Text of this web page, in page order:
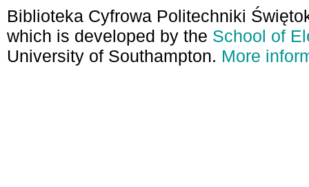
Biblioteka Cyfrowa Politechniki
which is developed by the School of
University of Southampton. More